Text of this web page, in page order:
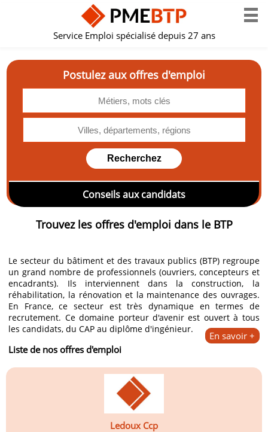
Service Emploi spécialisé depuis 27 ans
Postulez aux offres d'emploi
Conseils aux candidats
Trouvez les offres d'emploi dans le BTP
Le secteur du bâtiment et des travaux publics (BTP) regroupe
un grand nombre de professionnels (ouvriers, concepteurs et
encadrants). Ils interviennent dans la construction, la
réhabilitation, la rénovation et la maintenance des ouvrages.
En France, ce secteur est très dynamique en termes de
recrutement. Ce domaine porteur d'avenir est ouvert à tous
les candidats, du CAP au diplôme d'ingénieur.
En savoir +
Liste de nos offres d'emploi
Ledoux Ccp